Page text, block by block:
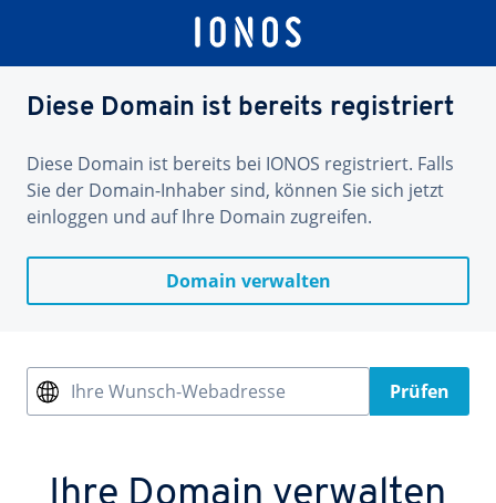
Diese Domain ist bereits registriert
Diese Domain ist bereits bei IONOS registriert. Falls
Sie der Domain-Inhaber sind, können Sie sich jetzt
einloggen und auf Ihre Domain zugreifen.
Domain verwalten
Ihre Wunsch-Webadresse Prüfen